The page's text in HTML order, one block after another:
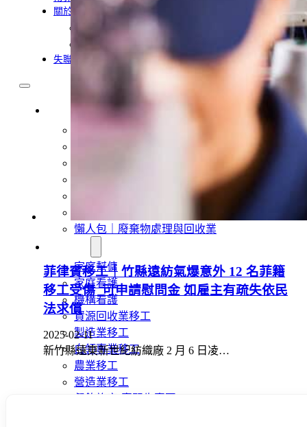
關於我們
案例分享
歷年評鑑成績
失聯協尋
移工新聞
最新消息
懶人包｜廢棄物處理與回收業
家庭幫傭
家庭看護
機構看護
資源回收業移工
製造業移工
白領專業移工
農業移工
營造業移工
菲律賓移工｜竹縣遠紡氣爆意外 12 名菲籍
移工受傷 可申請慰問金 如雇主有疏失依民
法求償
2025-02-11
新竹縣遠東新世紀紡織廠 2 月 6 日凌…